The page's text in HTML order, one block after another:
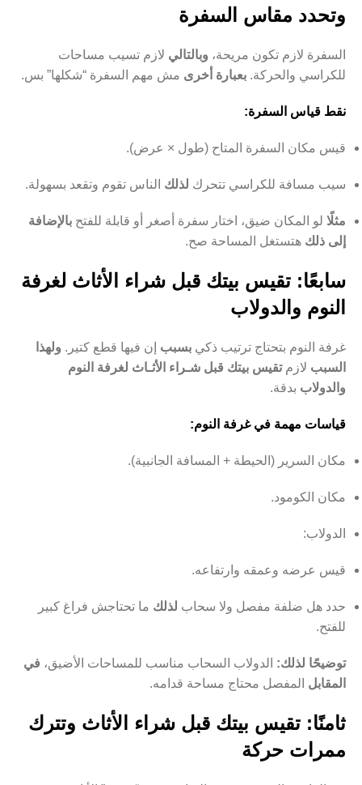
وتحدد مقاس السفرة
السفرة لازم تكون مريحة، وبالتالي لازم تسيب مساحات
للكراسي والحركة. بعبارة أخرى مش مهم السفرة “شكلها” بس.
نقط قياس السفرة:
قيس مكان السفرة المتاح (طول × عرض).
سيب مسافة للكراسي تتحرك لذلك الناس تقوم وتقعد بسهولة.
مثلًا لو المكان ضيق، اختار سفرة أصغر أو قابلة للفتح بالإضافة
إلى ذلك هتستغل المساحة صح.
سابعًا: تقيس بيتك قبل شراء الأثاث لغرفة
النوم والدولاب
غرفة النوم بتحتاج ترتيب ذكي بسبب إن فيها قطع كتير. ولهذا
السبب لازمتقيس بيتك قبل شـراء الأثـاث لغرفة النوم
والدولاب بدقة.
قياسات مهمة في غرفة النوم:
مكان السرير (الحيطة + المسافة الجانبية).
مكان الكومود.
الدولاب:
قيس عرضه وعمقه وارتفاعه.
حدد هل ضلفة مفصل ولا سحاب لذلك ما تحتاجش فراغ كبير
للفتح.
توضيحًا لذلك: الدولاب السحاب مناسب للمساحات الأضيق، في
المقابل المفصل محتاج مساحة قدامه.
ثامنًا: تقيس بيتك قبل شراء الأثاث وتترك
ممرات حركة